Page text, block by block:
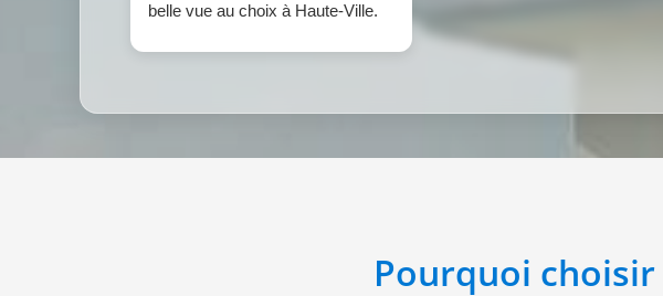
belle vue au choix à Haute-Ville.
Pourquoi choisir